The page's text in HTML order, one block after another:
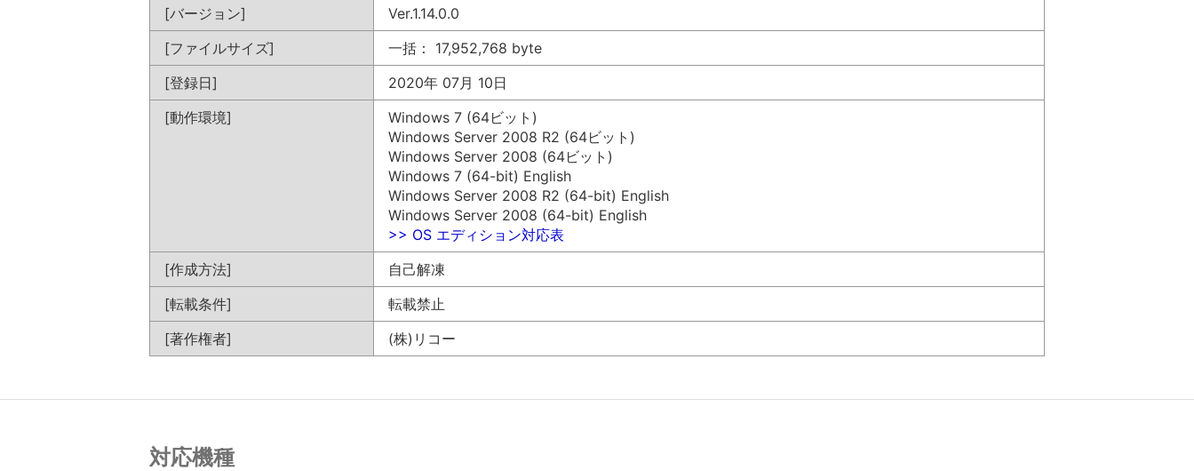
[バージョン]
Ver.1.14.0.0
[ファイルサイズ]
一括： 17,952,768 byte
[登録日]
2020年 07月 10日
[動作環境]
Windows 7 (64ビット)
Windows Server 2008 R2 (64ビット)
Windows Server 2008 (64ビット)
Windows 7 (64-bit) English
Windows Server 2008 R2 (64-bit) English
Windows Server 2008 (64-bit) English
>> OS エディション対応表
[作成方法]
自己解凍
[転載条件]
転載禁止
[著作権者]
(株)リコー
対応機種